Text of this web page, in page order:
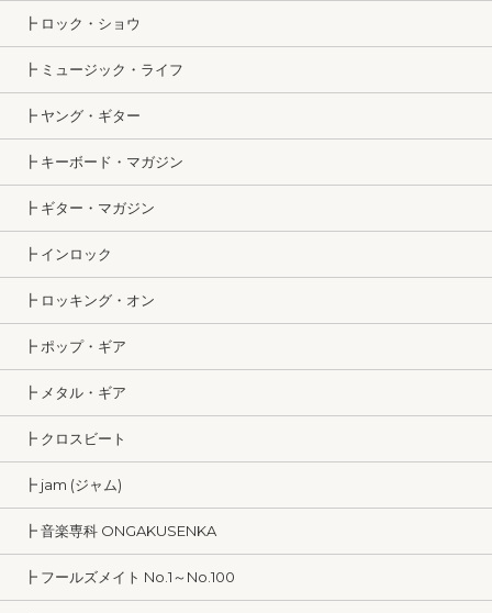
┣ ロック・ショウ
┣ ミュージック・ライフ
┣ ヤング・ギター
┣ キーボード・マガジン
┣ ギター・マガジン
┣ インロック
┣ ロッキング・オン
┣ ポップ・ギア
┣ メタル・ギア
┣ クロスビート
┣ jam (ジャム)
┣ 音楽専科 ONGAKUSENKA
┣ フールズメイト No.1～No.100